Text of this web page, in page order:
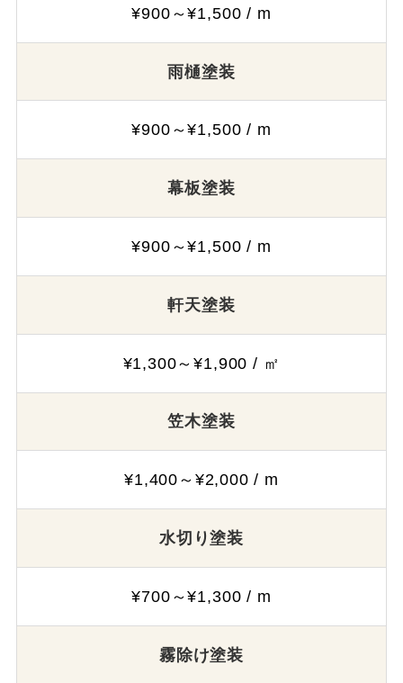
¥900～¥1,500 / m
雨樋塗装
¥900～¥1,500 / m
幕板塗装
¥900～¥1,500 / m
軒天塗装
¥1,300～¥1,900 / ㎡
笠木塗装
¥1,400～¥2,000 / m
水切り塗装
¥700～¥1,300 / m
霧除け塗装